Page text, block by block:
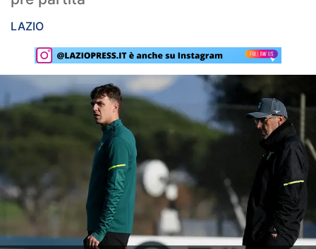
Primavera
Lazio Women
Rassegna Lazio
Social
Calcio
Serie A
Champions League
LAZIO